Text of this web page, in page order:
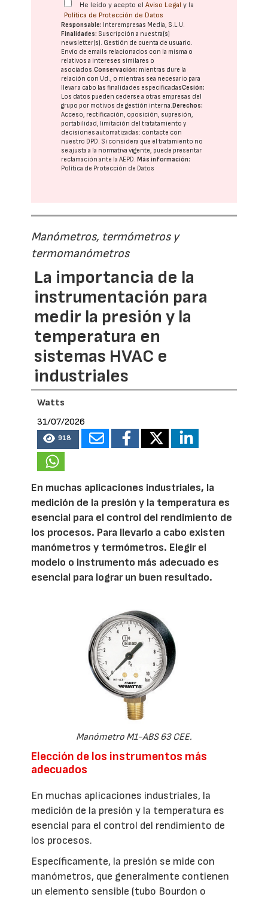
He leído y acepto elAviso Legal y la
Política de Protección de Datos
Responsable: Interempresas Media, S.L.U.
Finalidades: Suscripción a nuestra(s)
newsletter(s). Gestión de cuenta de usuario.
Envío de emails relacionados con la misma o
relativos a intereses similares o
asociados.Conservación: mientras dure la
relación con Ud., o mientras sea necesario para
llevar a cabo las finalidades especificadasCesión:
Los datos pueden cederse a otras empresas del
grupo por motivos de gestión interna. Derechos:
Acceso, rectificación, oposición, supresión,
portabilidad, limitación del tratatamiento y
decisiones automatizadas: contacte con
nuestro DPD. Si considera que el tratamiento no
se ajusta a la normativa vigente, puede presentar
reclamación ante laAEPD. Más información:
Política de Protección de Datos
Manómetros, termómetros y
termomanómetros
La importancia de la
instrumentación para
medir la presión y la
temperatura en
sistemas HVAC e
industriales
Watts
31/07/2026
918
En muchas aplicaciones industriales, la
medición de la presión y la temperatura es
esencial para el control del rendimiento de
los procesos. Para llevarlo a cabo existen
manómetros y termómetros. Elegir el
modelo o instrumento más adecuado es
esencial para lograr un buen resultado.
Manómetro M1-ABS 63 CEE.
Elección de los instrumentos más
adecuados
En muchas aplicaciones industriales, la
medición de la presión y la temperatura es
esencial para el control del rendimiento de
los procesos.
Específicamente, la presión se mide con
manómetros, que generalmente contienen
un elemento sensible (tubo Bourdon o